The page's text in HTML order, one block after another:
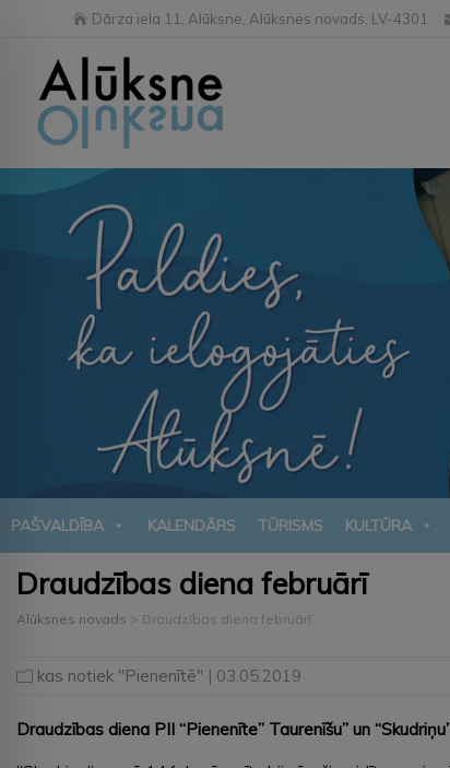
Dārza iela 11, Alūksne, Alūksnes novads, LV-4301
PAŠVALDĪBA KALENDĀRS TŪRISMS KULTŪRA
Draudzības diena februārī
Alūksnes novads > Draudzības diena februārī
kas notiek "Pienenītē" | 03.05.2019
Draudzības diena PII “Pienenīte” Taurenīšu” un